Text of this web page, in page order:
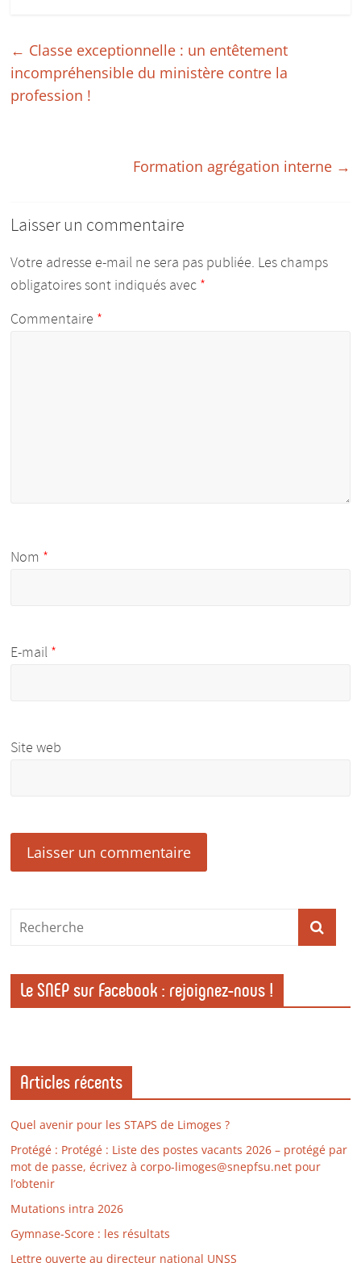
← Classe exceptionnelle : un entêtement
incompréhensible du ministère contre la
profession !
Formation agrégation interne →
Laisser un commentaire
Votre adresse e-mail ne sera pas publiée. Les champs
obligatoires sont indiqués avec *
Commentaire *
Nom *
E-mail *
Site web
Le SNEP sur Facebook : rejoignez-nous !
Articles récents
Quel avenir pour les STAPS de Limoges ?
Protégé : Protégé : Liste des postes vacants 2026 – protégé par
mot de passe, écrivez à corpo-limoges@snepfsu.net pour
l’obtenir
Mutations intra 2026
Gymnase-Score : les résultats
Lettre ouverte au directeur national UNSS